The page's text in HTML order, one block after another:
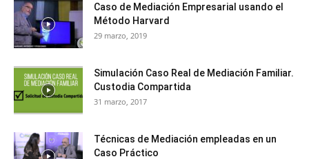
Caso de Mediación Empresarial usando el
Método Harvard
29 marzo, 2019
Simulación Caso Real de Mediación Familiar.
Custodia Compartida
31 marzo, 2017
Técnicas de Mediación empleadas en un
Caso Práctico